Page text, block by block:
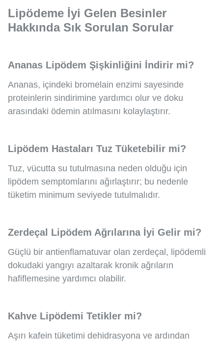
Lipödeme İyi Gelen Besinler
Hakkında Sık Sorulan Sorular
Ananas Lipödem Şişkinliğini İndirir mi?
Ananas, içindeki bromelain enzimi sayesinde
proteinlerin sindirimine yardımcı olur ve doku
arasındaki ödemin atılmasını kolaylaştırır.
Lipödem Hastaları Tuz Tüketebilir mi?
Tuz, vücutta su tutulmasına neden olduğu için
lipödem semptomlarını ağırlaştırır; bu nedenle
tüketim minimum seviyede tutulmalıdır.
Zerdeçal Lipödem Ağrılarına İyi Gelir mi?
Güçlü bir antienflamatuvar olan zerdeçal, lipödemli
dokudaki yangıyı azaltarak kronik ağrıların
hafiflemesine yardımcı olabilir.
Kahve Lipödemi Tetikler mi?
Aşırı kafein tüketimi dehidrasyona ve ardından